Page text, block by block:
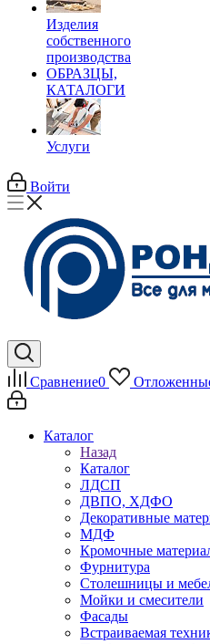
Изделия
собственного
производства
ОБРАЗЦЫ,
КАТАЛОГИ
Услуги
Войти
Сравнение0
Каталог
Назад
Каталог
ЛДСП
ДВПО, ХДФО
Декоративные
МДФ
Кромочные
Фурнитура
Столешницы и
Мойки и смесители
Фасады
Встраиваемая